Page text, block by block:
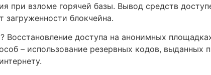
при взломе горячей базы. Вывод средств
загруженности блокчейна.
Восстановление доступа на анонимных
– использование резервных кодов, выданных